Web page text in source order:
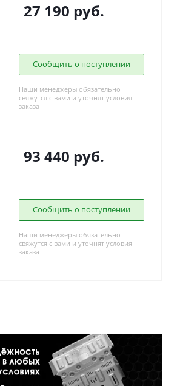
27 190 руб.
Сообщить о поступлении
Наши менеджеры обязательно
свяжутся с вами и уточнят условия
заказа
93 440 руб.
Сообщить о поступлении
Наши менеджеры обязательно
свяжутся с вами и уточнят условия
заказа